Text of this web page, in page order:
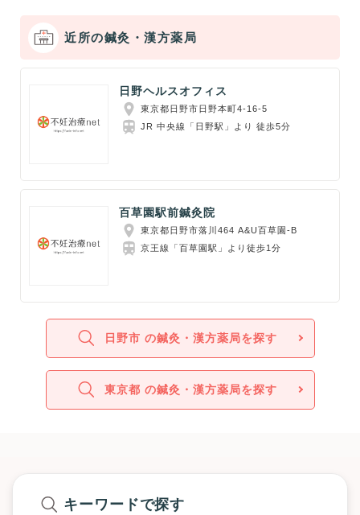
近所の鍼灸・漢方薬局
日野ヘルスオフィス
東京都日野市日野本町4-16-5
JR 中央線「日野駅」より 徒歩5分
百草園駅前鍼灸院
東京都日野市落川464 A&U百草園-B
京王線「百草園駅」より徒歩1分
日野市 の鍼灸・漢方薬局を探す
東京都 の鍼灸・漢方薬局を探す
キーワードで探す